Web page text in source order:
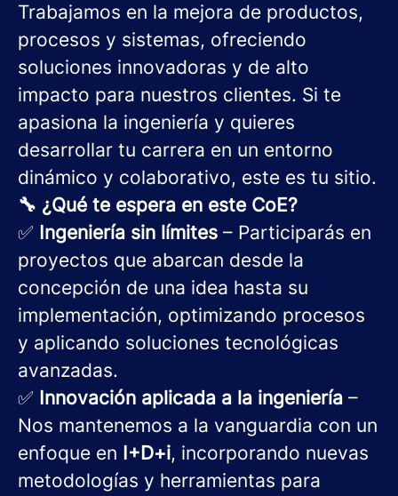
Trabajamos en la mejora de productos,
procesos y sistemas, ofreciendo
soluciones innovadoras y de alto
impacto para nuestros clientes. Si te
apasiona la ingeniería y quieres
desarrollar tu carrera en un entorno
dinámico y colaborativo, este es tu sitio.
🔧 ¿Qué te espera en este CoE?
✅ Ingeniería sin límites – Participarás en
proyectos que abarcan desde la
concepción de una idea hasta su
implementación, optimizando procesos
y aplicando soluciones tecnológicas
avanzadas.
✅ Innovación aplicada a la ingeniería –
Nos mantenemos a la vanguardia con un
enfoque en I+D+i, incorporando nuevas
metodologías y herramientas para